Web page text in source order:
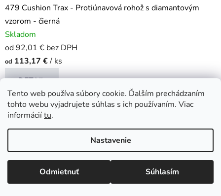
Tento web používa súbory cookie. Ďalším prechádzaním
tohto webu vyjadrujete súhlas s ich používaním. Viac
informáciítu.
Nastavenie
Odmietnuť Súhlasím
479 Cushion Trax - Protiúnavová rohož s diamantovým
vzorom - čierná
Skladom
od 92,01 € bez DPH
od 113,17 €/ ks
DETAIL
Najpredávanejšia protiúnavová rohož s ergonomickým
benefitom vďaka 14 mm hrubej pracovnej plošine...
122cm x m 152cm x 22.8m
Kód:479S0023BL